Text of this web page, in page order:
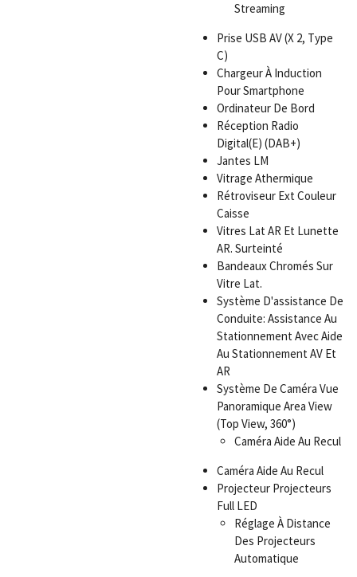
Streaming
Prise USB AV (X 2, Type
C)
Chargeur À Induction
Pour Smartphone
Ordinateur De Bord
Réception Radio
Digital(E) (DAB+)
Jantes LM
Vitrage Athermique
Rétroviseur Ext Couleur
Caisse
Vitres Lat AR Et Lunette
AR. Surteinté
Bandeaux Chromés Sur
Vitre Lat.
Système D'assistance De
Conduite: Assistance Au
Stationnement Avec Aide
Au Stationnement AV Et
AR
Système De Caméra Vue
Panoramique Area View
(Top View, 360°)
Caméra Aide Au Recul
Caméra Aide Au Recul
Projecteur Projecteurs
Full LED
Réglage À Distance
Des Projecteurs
Automatique